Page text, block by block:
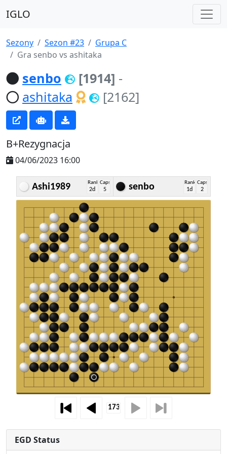
IGLO
Sezony Sezon #23
Grupa C
Gra senbo vs ashitaka
senbo [1914] -
ashitaka
[2162]
B+Rezygnacja
04/06/2023 16:00
Ashi1989 Rank
2d
Caps
5 senbo Rank
1d
Caps
2
EGD Status